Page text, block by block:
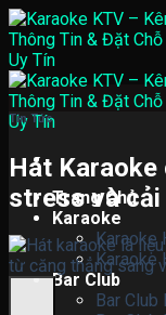
Skip
to
content
Trang Chủ
Karaoke
Karaoke
Karaoke
Bar Club
Bar Club
Tin Tức
Hát
stress và